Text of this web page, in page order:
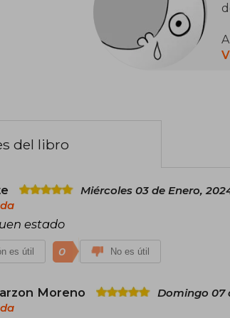
del libro
Miércoles 03 de Enero,
estado
es útil 0 No es útil
Moreno
Domingo 07